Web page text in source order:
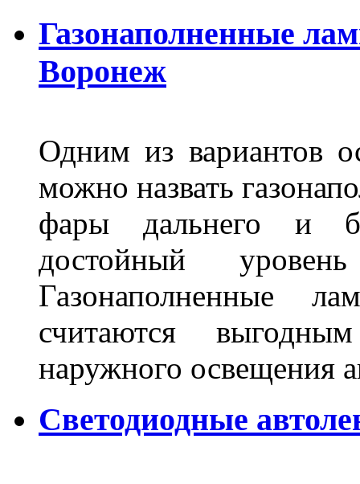
Газонаполненные
Воронеж
Одним из вариантов
можно назвать
фары дальнего и
достойный
Газонаполненные
считаются
наружного освещения
Светодиодные